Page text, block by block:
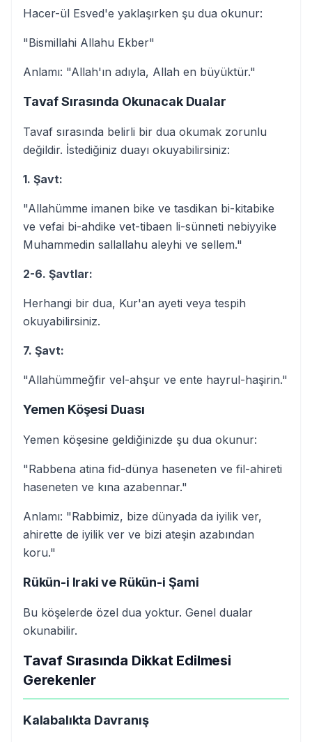
Hacer-ül Esved'e yaklaşırken şu dua okunur:
"Bismillahi Allahu Ekber"
Anlamı: "Allah'ın adıyla, Allah en büyüktür."
Tavaf Sırasında Okunacak Dualar
Tavaf sırasında belirli bir dua okumak zorunlu
değildir. İstediğiniz duayı okuyabilirsiniz:
1. Şavt:
"Allahümme imanen bike ve tasdikan bi-kitabike
ve vefai bi-ahdike vet-tibaen li-sünneti nebiyyike
Muhammedin sallallahu aleyhi ve sellem."
2-6. Şavtlar:
Herhangi bir dua, Kur'an ayeti veya tespih
okuyabilirsiniz.
7. Şavt:
"Allahümmeğfir vel-ahşur ve ente hayrul-haşirin."
Yemen Köşesi Duası
Yemen köşesine geldiğinizde şu dua okunur:
"Rabbena atina fid-dünya haseneten ve fil-ahireti
haseneten ve kına azabennar."
Anlamı: "Rabbimiz, bize dünyada da iyilik ver,
ahirette de iyilik ver ve bizi ateşin azabından
koru."
Rükün-i Iraki ve Rükün-i Şami
Bu köşelerde özel dua yoktur. Genel dualar
okunabilir.
Tavaf Sırasında Dikkat Edilmesi
Gerekenler
Kalabalıkta Davranış